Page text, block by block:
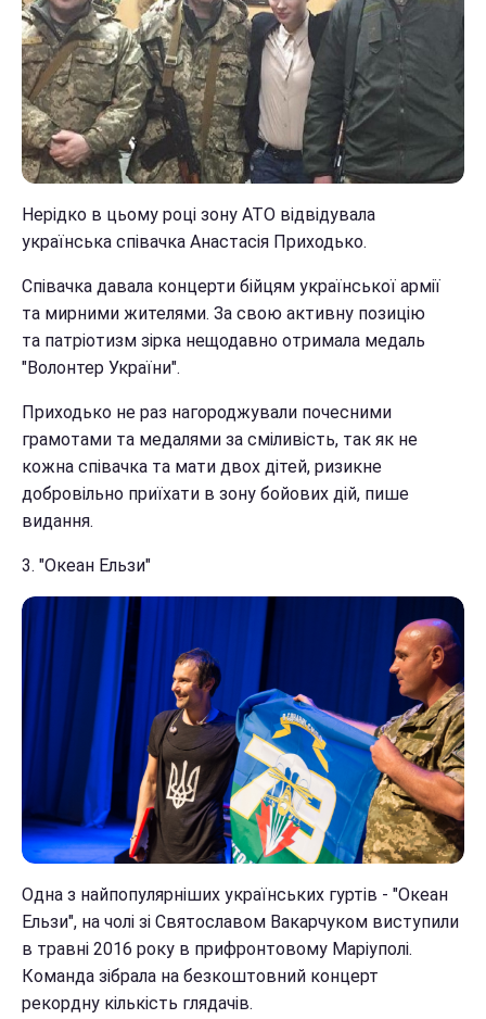
Нерідко в цьому році зону АТО відвідувала
українська співачка Анастасія Приходько.
Співачка давала концерти бійцям української армії
та мирними жителями. За свою активну позицію
та патріотизм зірка нещодавно отримала медаль
"Волонтер України".
Приходько не раз нагороджували почесними
грамотами та медалями за сміливість, так як не
кожна співачка та мати двох дітей, ризикне
добровільно приїхати в зону бойових дій, пише
видання.
3. "Океан Ельзи"
Одна з найпопулярніших українських гуртів - "Океан
Ельзи", на чолі зі Святославом Вакарчуком виступили
в травні 2016 року в прифронтовому Маріуполі.
Команда зібрала на безкоштовний концерт
рекордну кількість глядачів.